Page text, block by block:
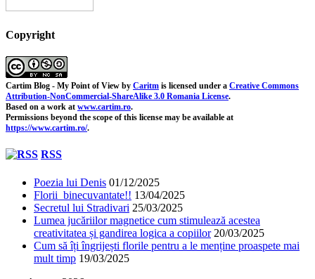
Copyright
Cartim Blog - My Point of View by Caritm is licensed under a Creative Commons
Attribution-NonCommercial-ShareAlike 3.0 Romania License.
Based on a work at www.cartim.ro.
Permissions beyond the scope of this license may be available at
https://www.cartim.ro/.
RSS
Poezia lui Denis 01/12/2025
Florii binecuvantate!! 13/04/2025
Secretul lui Stradivari 25/03/2025
Lumea jucăriilor magnetice cum stimulează acestea
creativitatea și gandirea logica a copiilor 20/03/2025
Cum să îți îngrijești florile pentru a le menține proaspete mai
mult timp 19/03/2025